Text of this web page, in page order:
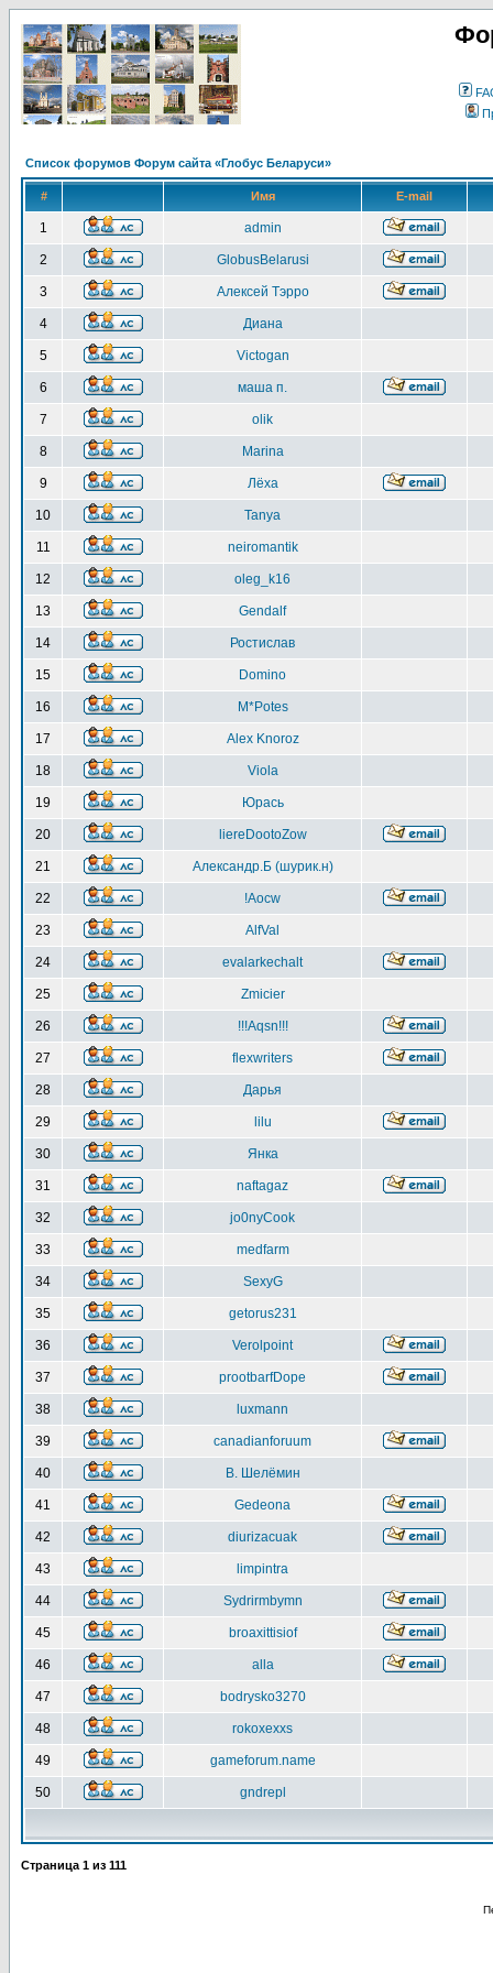
Список форумов Форум сайта «Глобус Беларуси»
# Имя E-mail
1 admin
2 GlobusBelarusi
3 Алексей Тэрро
4 Диана
5 Victogan
6 маша п.
7 olik
8 Marina
9 Лёха
10 Tanya
11 neiromantik
12 oleg_k16
13 Gendalf
14 Ростислав
15 Domino
16 M*Potes
17 Alex Knoroz
18 Viola
19 Юрась
20 liereDootoZow
21 Александр.Б (шурик.н)
22 !Aocw
23 AlfVal
24 evalarkechalt
25 Zmicier
26 !!!Aqsn!!!
27 flexwriters
28 Дарья
29 lilu
30 Янка
31 naftagaz
32 jo0nyCook
33 medfarm
34 SexyG
35 getorus231
36 Verolpoint
37 prootbarfDope
38 luxmann
39 canadianforuum
40 В. Шелёмин
41 Gedeona
42 diurizacuak
43 limpintra
44 Sydrirmbymn
45 broaxittisiof
46 alla
47 bodrysko3270
48 rokoxexxs
49 gameforum.name
50 gndrepl
Страница 1 из 111